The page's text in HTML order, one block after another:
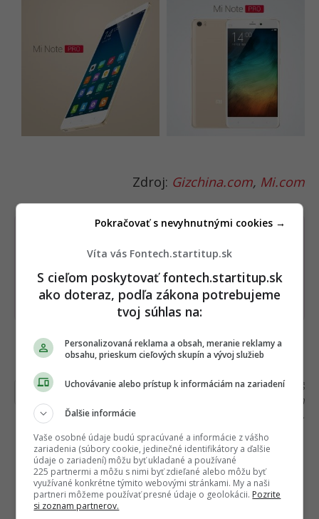
Zdroj: Gizchina.com, Mi.com
odporúčaní
Pridať ako preferovaný zdroj
Fontech, odkaz sa otvorí v
Čítajte viac z kategórie:Novinky
Ďakujeme, že čítaš Fontech. V prípade, že máš
postreh alebo si našiel v článku chybu, napíš nám
.
Víta vás Fontech.startitup.sk
S cieľom poskytovať fontech.startitup.sk
ako doteraz, podľa zákona potrebujeme
tvoj súhlas na:
Personalizovaná reklama a obsah, meranie reklamy a
obsahu, prieskum cieľových skupín a vývoj služieb
Uchovávanie alebo prístup k informáciám na zariadení
Ďalšie informácie
Vaše osobné údaje budú spracúvané a informácie z vášho
zariadenia (súbory cookie, jedinečné identifikátory a ďalšie
údaje o zariadení) môžu byť ukladané a používané
225 partnermi a môžu s nimi byť zdieľané alebo môžu byť
využívané konkrétne týmito webovými stránkami. My a naši
partneri môžeme používať presné údaje o geolokácii. Pozrite
si zoznam partnerov.
Pokračovať s nevyhnutnými cookies →